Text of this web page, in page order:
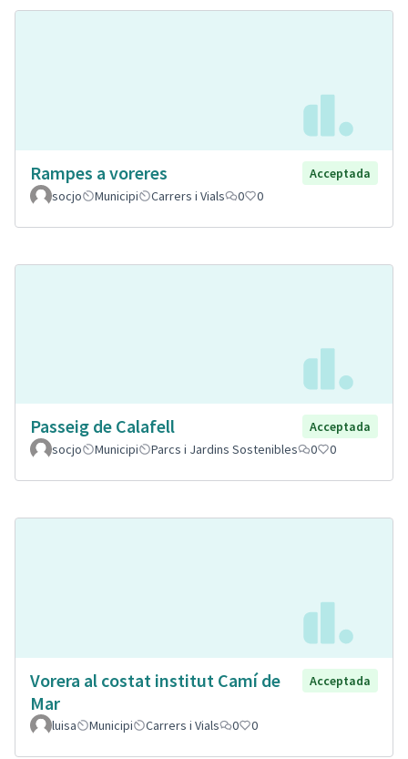
Rampes a voreres
Acceptada
socjo
Municipi Carrers i Vials 0 0
Passeig de Calafell
Acceptada
socjo
Municipi Parcs i Jardins Sostenibles 0 0
Vorera al costat institut Camí de
Mar
Acceptada
luisa Municipi Carrers i Vials 0 0